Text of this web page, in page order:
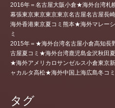
2016年＝名古屋大阪小倉★海外台湾札
幕張東京東京東京東京名古屋名古屋長
海外香港東京夏コミ熊本★海外マレー
ミ
2015年＝★海外台湾名古屋小倉高知長
古屋夏コミ★海外台湾鹿児島金沢秋田
★海外アメリカロサンゼルス小倉東京
ャカルタ高松★海外中国上海広島冬コミ
タグ